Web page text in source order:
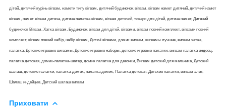
дітей, дитячий курінь вігвам, намети типу вігвам, дитячий будиночок вігвам, вігвам намет дитячий, дитячий намет
вігвам, намет вігвам дитяча, дитяча палатка вігвам, вігвам дитячий, товари для дітей, дитяча намет, Дитячий
будиночок Вігвам, Хатка вігвам, Будиночок вігвам для дітей, вігвами, вігвам повний комплект, вігвами повний
комплект, вігвам повний набір, набір вігвам, Дитячі вігвами, домик вигвам, вигвамы лучшие, вигвам хатка,
палатка, Детские игровые вигвамы, Детские игровые наборы, детские игровые палатки, вигвам палатка индеец,
палатка детская, домик-палатка-шатер, домик палатка для девочки, Вигвам детский для мальчика, Детский
шалаш, детские палатки, палатка-домик, палатка домик, Палатка детская, Детские палатки, вигвам элит,
Шалаш индейцев, Детский шалаш вигвам
Приховати